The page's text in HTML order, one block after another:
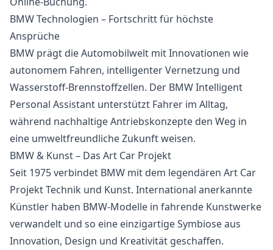
BMW Technologien – Fortschritt für höchste
Ansprüche
BMW prägt die Automobilwelt mit Innovationen wie
autonomem Fahren, intelligenter Vernetzung und
Wasserstoff-Brennstoffzellen. Der BMW Intelligent
Personal Assistant unterstützt Fahrer im Alltag,
während nachhaltige Antriebskonzepte den Weg in
eine umweltfreundliche Zukunft weisen.
BMW & Kunst – Das Art Car Projekt
Seit 1975 verbindet BMW mit dem legendären Art Car
Projekt Technik und Kunst. International anerkannte
Künstler haben BMW-Modelle in fahrende Kunstwerke
verwandelt und so eine einzigartige Symbiose aus
Innovation, Design und Kreativität geschaffen.